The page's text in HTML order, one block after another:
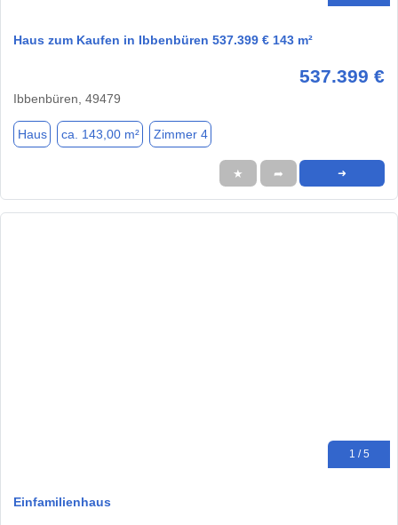
Haus zum Kaufen in Ibbenbüren 537.399 € 143 m²
537.399 €
Ibbenbüren, 49479
Haus ca. 143,00 m² Zimmer 4
★ ➦ ➜
1 / 5
Einfamilienhaus